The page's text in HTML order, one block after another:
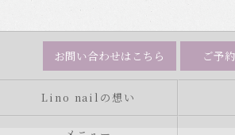
お問い合わせはこちら ご予
Lino nailの想い